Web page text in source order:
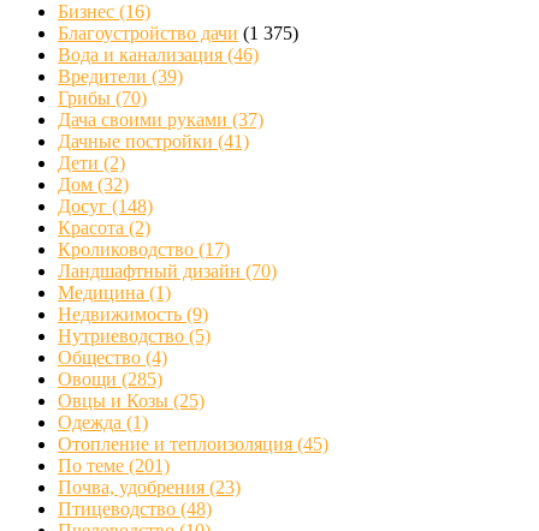
Бизнес (16)
Благоустройство дачи (1 375)
Вода и канализация (46)
Вредители (39)
Грибы (70)
Дача своими руками (37)
Дачные постройки (41)
Дети (2)
Дом (32)
Досуг (148)
Красота (2)
Кролиководство (17)
Ландшафтный дизайн (70)
Медицина (1)
Недвижимость (9)
Нутриеводство (5)
Общество (4)
Овощи (285)
Овцы и Козы (25)
Одежда (1)
Отопление и теплоизоляция (45)
По теме (201)
Почва, удобрения (23)
Птицеводство (48)